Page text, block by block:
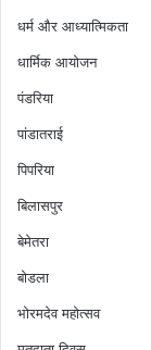
धर्म और आध्यात्मिकता
धार्मिक आयोजन
पंडरिया
पांडातराई
पिपरिया
बिलासपुर
बेमेतरा
बोडला
भोरमदेव महोत्सव